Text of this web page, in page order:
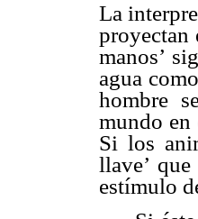
La
proyectan
manos’
agua
hombre
mundo en
Si los
llave’
estímulo